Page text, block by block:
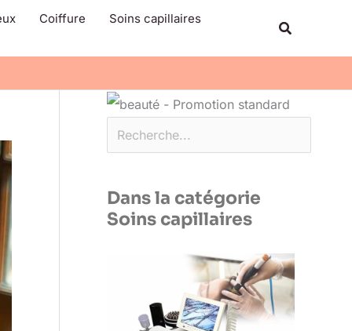
Coiffure Soins capillaires
Rechercher
Dans la catégorie
Soins capillaires